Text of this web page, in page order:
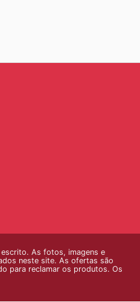
As fotos, imagens e
neste site. As ofertas são
para reclamar os produtos. Os